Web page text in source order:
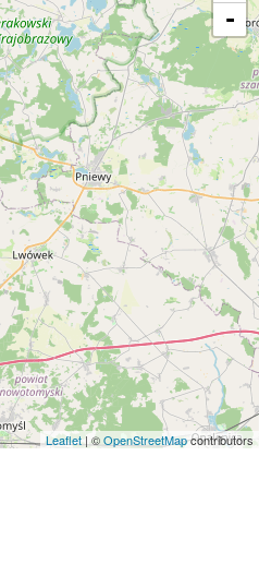
-
Leaflet | ©OpenStreetMapcontributors